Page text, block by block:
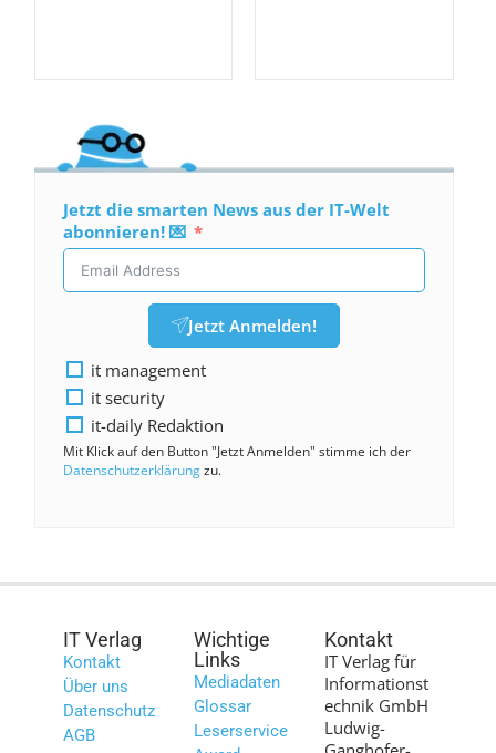
Jetzt die smarten News aus der IT-Welt
abonnieren! 💌
Jetzt Anmelden!
it management
it security
it-daily Redaktion
Mit Klick auf den Button "Jetzt Anmelden" stimme ich der
Datenschutzerklärungzu.
IT Verlag
Kontakt
Über uns
Datenschutz
AGB
Wichtige
Links
Mediadaten
Glossar
Leserservice
Kontakt
IT Verlag für
Informationst
echnik GmbH
Ludwig-